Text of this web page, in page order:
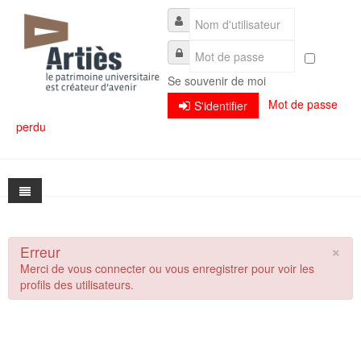
Se souvenir de moi
S'identifier
Mot de passe
perdu
Présentation
Présentation
Actualités
×
Erreur
Merci de vous connecter ou vous enregistrer pour voir les
profils des utilisateurs.